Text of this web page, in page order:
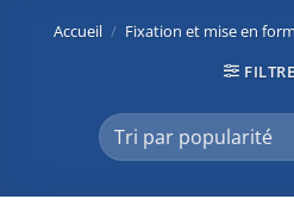
Accueil / Fixation et mise en